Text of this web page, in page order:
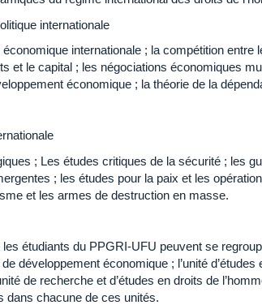
internationale
économique internationale ; la compétition
et le capital ; les négociations économiques
économique ; la théorie de la
; Les études critiques de la sécurité ; les
; les études pour la paix et les
et les armes de destruction en masse.
étudiants du PPGRI-UFU peuvent se
de développement économique ; l’unité
de recherche et d’études en droits de
dans chacune de ces unités.